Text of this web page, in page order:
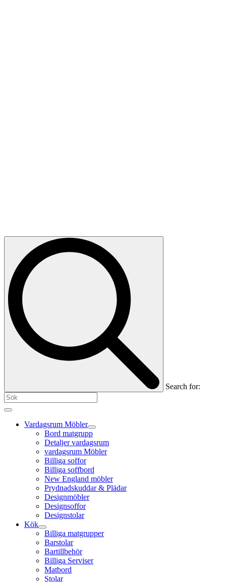
Search for:
Vardagsrum Möbler
Bord matgrupp
Detaljer vardagsrum
vardagsrum Möbler
Billiga soffor
Billiga soffbord
New England möbler
Prydnadskuddar & Plädar
Designmöbler
Designsoffor
Designstolar
Kök
Billiga matgrupper
Barstolar
Bartillbehör
Billiga Serviser
Matbord
Stolar